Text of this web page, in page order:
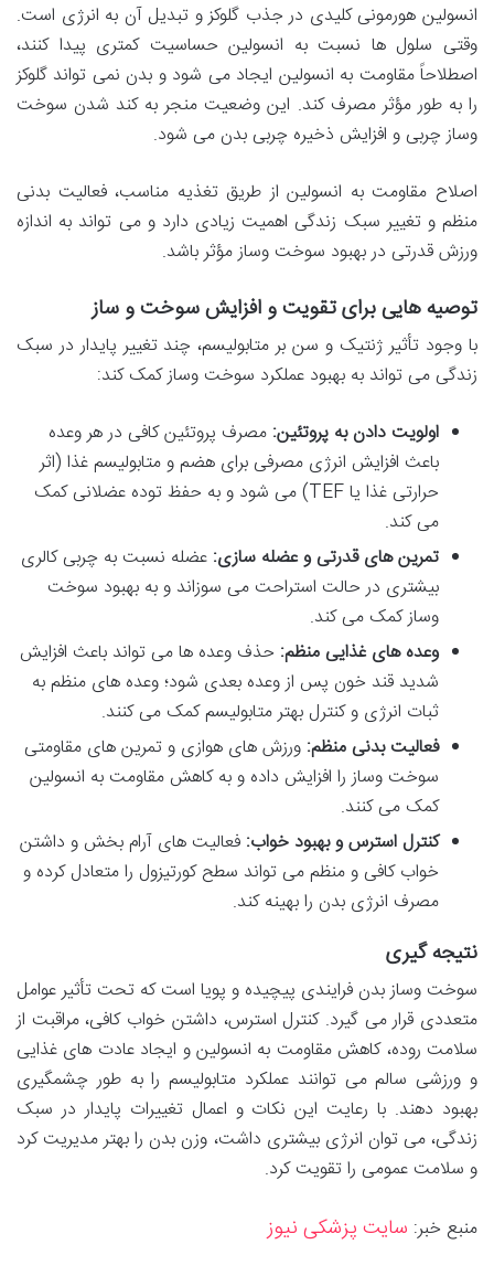
انسولین هورمونی کلیدی در جذب گلوکز و تبدیل آن به انرژی است.
وقتی سلول ها نسبت به انسولین حساسیت کمتری پیدا کنند،
اصطلاحاً مقاومت به انسولین ایجاد می شود و بدن نمی تواند گلوکز
را به طور مؤثر مصرف کند. این وضعیت منجر به کند شدن سوخت
وساز چربی و افزایش ذخیره چربی بدن می شود.
اصلاح مقاومت به انسولین از طریق تغذیه مناسب، فعالیت بدنی
منظم و تغییر سبک زندگی اهمیت زیادی دارد و می تواند به اندازه
ورزش قدرتی در بهبود سوخت وساز مؤثر باشد.
توصیه هایی برای تقویت و افزایش سوخت و ساز
با وجود تأثیر ژنتیک و سن بر متابولیسم، چند تغییر پایدار در سبک
زندگی می تواند به بهبود عملکرد سوخت وساز کمک کند:
اولویت دادن به پروتئین: مصرف پروتئین کافی در هر وعده
باعث افزایش انرژی مصرفی برای هضم و متابولیسم غذا (اثر
حرارتی غذا یا TEF) می شود و به حفظ توده عضلانی کمک
می کند.
تمرین های قدرتی و عضله سازی: عضله نسبت به چربی کالری
بیشتری در حالت استراحت می سوزاند و به بهبود سوخت
وساز کمک می کند.
وعده های غذایی منظم: حذف وعده ها می تواند باعث افزایش
شدید قند خون پس از وعده بعدی شود؛ وعده های منظم به
ثبات انرژی و کنترل بهتر متابولیسم کمک می کنند.
فعالیت بدنی منظم: ورزش های هوازی و تمرین های مقاومتی
سوخت وساز را افزایش داده و به کاهش مقاومت به انسولین
کمک می کنند.
کنترل استرس و بهبود خواب: فعالیت های آرام بخش و داشتن
خواب کافی و منظم می تواند سطح کورتیزول را متعادل کرده و
مصرف انرژی بدن را بهینه کند.
نتیجه گیری
سوخت وساز بدن فرایندی پیچیده و پویا است که تحت تأثیر عوامل
متعددی قرار می گیرد. کنترل استرس، داشتن خواب کافی، مراقبت از
سلامت روده، کاهش مقاومت به انسولین و ایجاد عادت های غذایی
و ورزشی سالم می توانند عملکرد متابولیسم را به طور چشمگیری
بهبود دهند. با رعایت این نکات و اعمال تغییرات پایدار در سبک
زندگی، می توان انرژی بیشتری داشت، وزن بدن را بهتر مدیریت کرد
و سلامت عمومی را تقویت کرد.
منبع خبر: سایت پزشکی نیوز